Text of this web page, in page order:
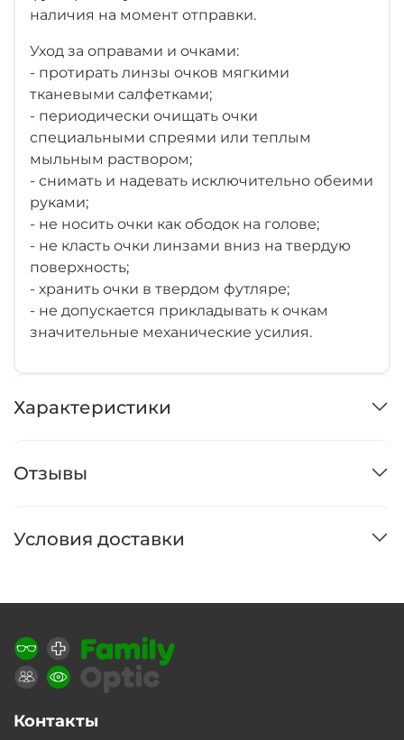
наличия на момент отправки.
Уход за оправами и очками:
- протирать линзы очков мягкими
тканевыми салфетками;
- периодически очищать очки
специальными спреями или теплым
мыльным раствором;
- снимать и надевать исключительно обеими
руками;
- не носить очки как ободок на голове;
- не класть очки линзами вниз на твердую
поверхность;
- хранить очки в твердом футляре;
- не допускается прикладывать к очкам
значительные механические усилия.
Характеристики
Отзывы
Условия доставки
Контакты